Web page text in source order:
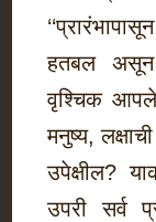
हतबल असून
वृश्चिक
मनुष्य,
उपेक्षील?
उपरी सर्व